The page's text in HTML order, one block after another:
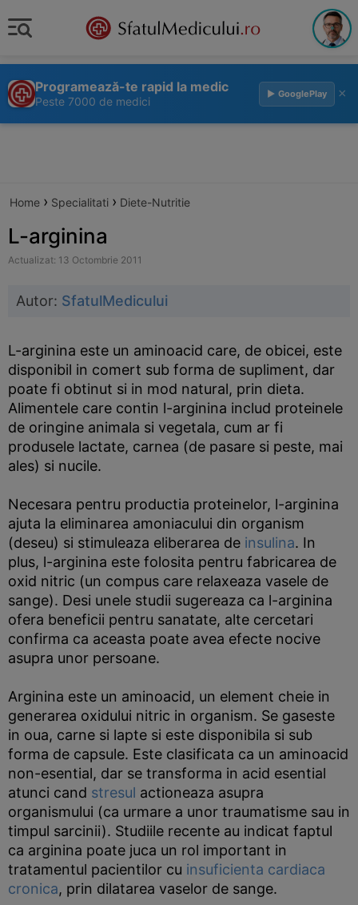
Programează-te rapid la medic
Peste 7000 de medici
▶ GooglePlay ×
Home › Specialitati › Diete-Nutritie
L-arginina
Actualizat: 13 Octombrie 2011
Autor: SfatulMedicului
L-arginina este un aminoacid care, de obicei, este
disponibil in comert sub forma de supliment, dar
poate fi obtinut si in mod natural, prin dieta.
Alimentele care contin l-arginina includ proteinele
de oringine animala si vegetala, cum ar fi
produsele lactate, carnea (de pasare si peste, mai
ales) si nucile.
Necesara pentru productia proteinelor, l-arginina
ajuta la eliminarea amoniacului din organism
(deseu) si stimuleaza eliberarea de insulina. In
plus, l-arginina este folosita pentru fabricarea de
oxid nitric (un compus care relaxeaza vasele de
sange). Desi unele studii sugereaza ca l-arginina
ofera beneficii pentru sanatate, alte cercetari
confirma ca aceasta poate avea efecte nocive
asupra unor persoane.
Arginina este un aminoacid, un element cheie in
generarea oxidului nitric in organism. Se gaseste
in oua, carne si lapte si este disponibila si sub
forma de capsule. Este clasificata ca un aminoacid
non-esential, dar se transforma in acid esential
atunci cand stresul actioneaza asupra
organismului (ca urmare a unor traumatisme sau in
timpul sarcinii). Studiile recente au indicat faptul
ca arginina poate juca un rol important in
tratamentul pacientilor cu insuficienta cardiaca
cronica, prin dilatarea vaselor de sange.